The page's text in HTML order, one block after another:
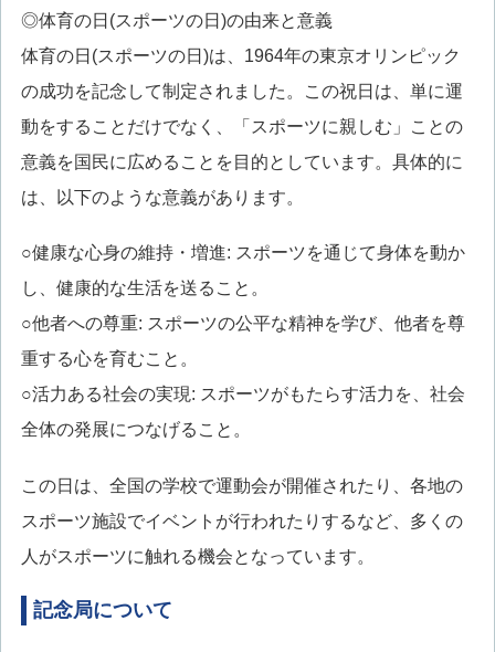
◎体育の日(スポーツの日)の由来と意義
体育の日(スポーツの日)は、1964年の東京オリンピック
の成功を記念して制定されました。この祝日は、単に運
動をすることだけでなく、「スポーツに親しむ」ことの
意義を国民に広めることを目的としています。具体的に
は、以下のような意義があります。
○健康な心身の維持・増進: スポーツを通じて身体を動か
し、健康的な生活を送ること。
○他者への尊重: スポーツの公平な精神を学び、他者を尊
重する心を育むこと。
○活力ある社会の実現: スポーツがもたらす活力を、社会
全体の発展につなげること。
この日は、全国の学校で運動会が開催されたり、各地の
スポーツ施設でイベントが行われたりするなど、多くの
人がスポーツに触れる機会となっています。
記念局について